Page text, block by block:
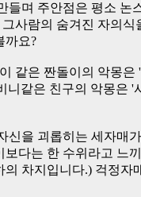
들며 주안점은 평소
사람의 숨겨진 자의
까요?
같은 짠돌이의 악몽
니같은 친구의 악몽은
신을 괴롭히는 세자매
보다는 한 수위라고 느
의 차지입니다.) 걱정